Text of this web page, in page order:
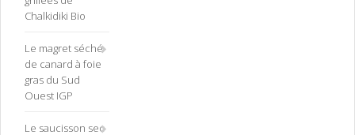
Chalkidiki Bio
Le magret séché
de canard à foie
gras du Sud
Ouest IGP
Le saucisson sec